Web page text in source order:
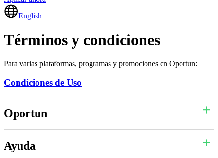
English
Términos y condiciones
Para varias plataformas, programas y promociones en Oportun:
Condiciones de Uso
Oportun
Ayuda